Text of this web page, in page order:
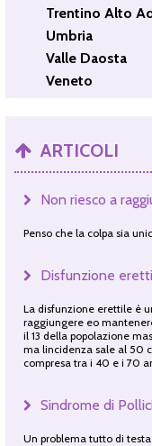
Trentino Alto
Umbria
Valle Daosta
Veneto
ARTICOLI
Non riesco a
Penso che la colpa sia
Disfunzione
La disfunzione erettile è
raggiungere eo
il 13 della popolazione
ma lincidenza sale al 50
compresa tra i 40 e i 70
Sindrome di
Un problema tutto di testa